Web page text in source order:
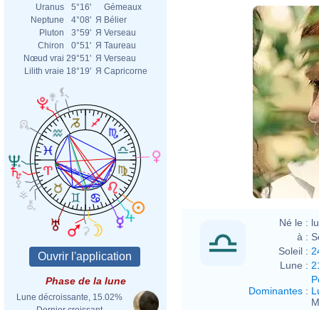
Uranus
5°16'
Gémeaux
Neptune
4°08' Я Bélier
Pluton
3°59' Я Verseau
Chiron
0°51' Я Taureau
Nœud vrai 29°51' Я Verseau
Lilith vraie 18°19' Я Capricorne
Phase de la lune
Lune décroissante, 15.02%
Né le :
à :
Soleil :
Lune :
Dominantes :